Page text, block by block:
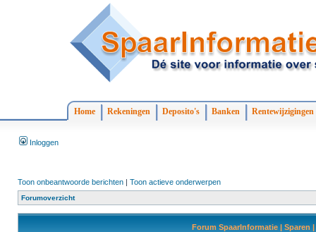
Home Rekeningen Deposito's Banken Rentewijzigingen
Inloggen
Toon onbeantwoorde berichten | Toon actieve onderwerpen
Forumoverzicht
Forum SpaarInformatie | Sparen